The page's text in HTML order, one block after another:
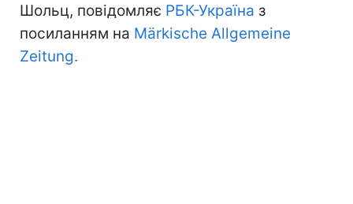
Шольц, повідомляє РБК-Україна з
посиланням на Märkische Allgemeine
Zeitung.